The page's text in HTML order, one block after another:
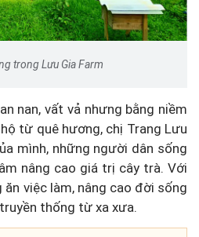
trong Lưu Gia Farm
nan, vất vả nhưng bằng niềm
từ quê hương, chị Trang Lưu
mình, những người dân sống
nâng cao giá trị cây trà. Với
việc làm, nâng cao đời sống
thống từ xa xưa.